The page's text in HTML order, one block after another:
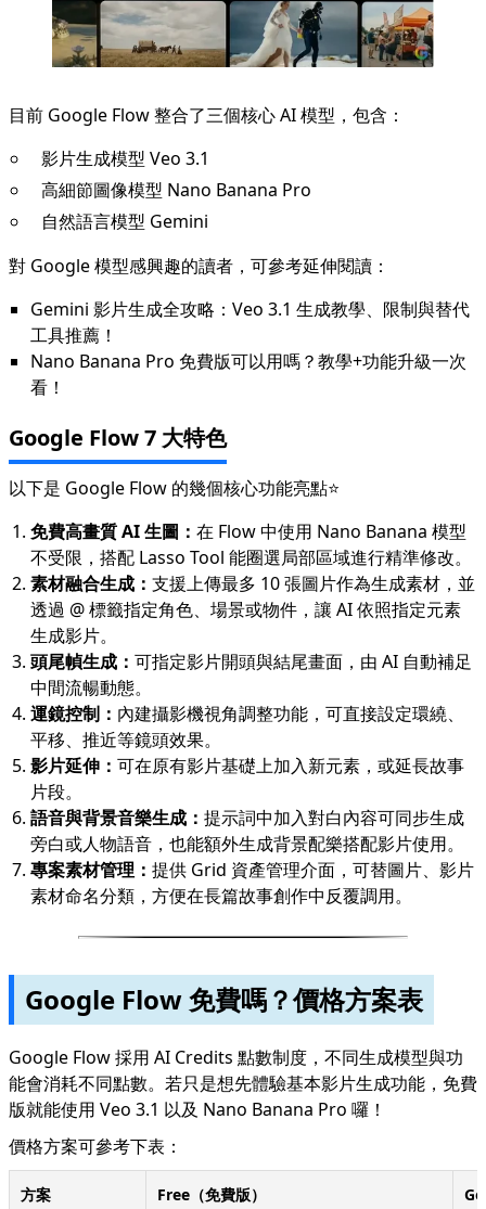
目前 Google Flow 整合了三個核心 AI 模型，包含：
影片生成模型 Veo 3.1
高細節圖像模型 Nano Banana Pro
自然語言模型 Gemini
對 Google 模型感興趣的讀者，可參考延伸閱讀：
Gemini 影片生成全攻略：Veo 3.1 生成教學、限制與替代
工具推薦！
Nano Banana Pro 免費版可以用嗎？教學+功能升級一次
看！
Google Flow 7 大特色
以下是 Google Flow 的幾個核心功能亮點⭐
免費高畫質 AI 生圖： 在 Flow 中使用 Nano Banana 模型
不受限，搭配 Lasso Tool 能圈選局部區域進行精準修改。
素材融合生成： 支援上傳最多 10 張圖片作為生成素材，並
透過 @ 標籤指定角色、場景或物件，讓 AI 依照指定元素
生成影片。
頭尾幀生成： 可指定影片開頭與結尾畫面，由 AI 自動補足
中間流暢動態。
運鏡控制： 內建攝影機視角調整功能，可直接設定環繞、
平移、推近等鏡頭效果。
影片延伸： 可在原有影片基礎上加入新元素，或延長故事
片段。
語音與背景音樂生成： 提示詞中加入對白內容可同步生成
旁白或人物語音，也能額外生成背景配樂搭配影片使用。
專案素材管理： 提供 Grid 資產管理介面，可替圖片、影片
素材命名分類，方便在長篇故事創作中反覆調用。
Google Flow 免費嗎？價格方案表
Google Flow 採用 AI Credits 點數制度，不同生成模型與功
能會消耗不同點數。若只是想先體驗基本影片生成功能，免費
版就能使用 Veo 3.1 以及 Nano Banana Pro 囉！
價格方案可參考下表：
方案 Free（免費版）